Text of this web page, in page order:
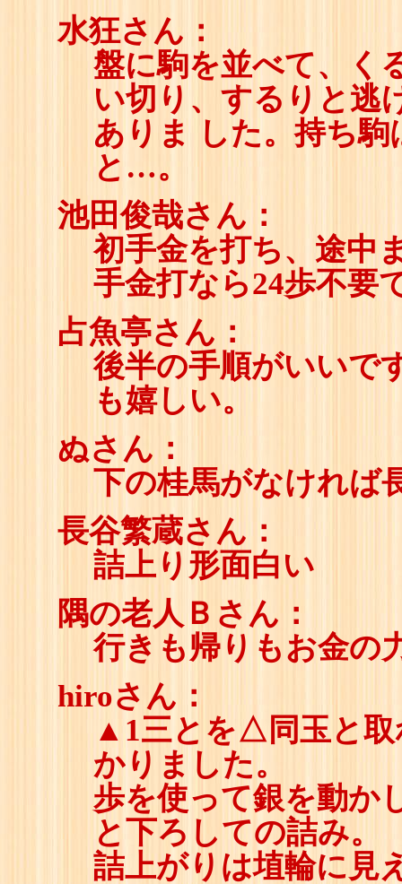
水狂さん：
盤に駒を並べて、く
い切り、するりと逃
ありま した。持ち
と…。
池田俊哉さん：
初手金を打ち、途中
手金打なら24歩不要
占魚亭さん：
後半の手順がいいで
も嬉しい。
ぬさん：
下の桂馬がなければ
長谷繁蔵さん：
詰上り形面白い
隅の老人Ｂさん：
行きも帰りもお金の
hiroさん：
▲1三とを△同玉と取
かりました。
歩を使って銀を動か
と下ろしての詰み。
詰上がりは埴輪に見